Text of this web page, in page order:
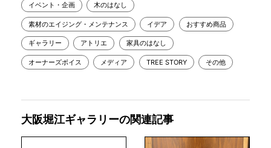
イベント・企画 木のはなし
素材のエイジング・メンテナンス イデア おすすめ商品
ギャラリー アトリエ 家具のはなし
オーナーズボイス メディア TREE STORY その他
大阪堀江ギャラリーの関連記事